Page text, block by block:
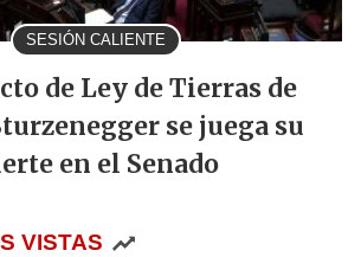
SESIÓN CALIENTE
de Ley de Tierras de
se juega su
en el Senado
VISTAS